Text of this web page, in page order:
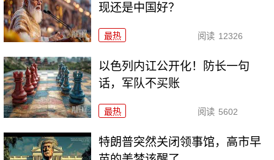
现还是中国好？
最热 阅读 12326
以色列内讧公开化！防长一句
话，军队不买账
最热 阅读 5602
特朗普突然关闭领事馆，高市早